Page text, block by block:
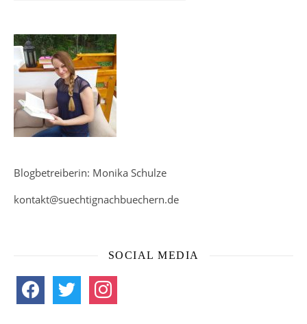
Blogbetreiberin: Monika Schulze
kontakt@suechtignachbuechern.de
SOCIAL MEDIA
facebook twitter instagram